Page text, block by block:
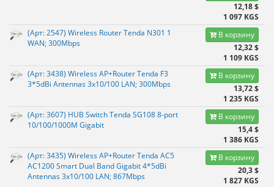
12,18 $
1 097 KGS
(Арт: 2547) Wireless Router Tenda N301 1
WAN; 300Mbps
В корзину
12,32 $
1 109 KGS
(Арт: 3438) Wireless AP+Router Tenda F3
3*5dBi Antennas 3x10/100 LAN; 300Mbps
В корзину
13,72 $
1 235 KGS
(Арт: 3607) HUB Switch Tenda SG108 8-port
10/100/1000M Gigabit
В корзину
15,4 $
1 386 KGS
(Арт: 3435) Wireless AP+Router Tenda AC5
AC1200 Smart Dual Band Gigabit 4*5dBi
Antennas 3x10/100 LAN; 867Mbps
В корзину
20,3 $
1 827 KGS